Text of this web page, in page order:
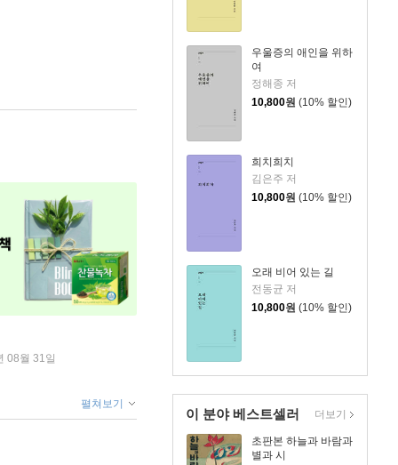
우울증의 애인을 위하
여
정해종 저
10,800원 (10% 할인)
희치희치
김은주 저
10,800원 (10% 할인)
오래 비어 있는 길
전동균 저
10,800원 (10% 할인)
이 분야 베스트셀러
초판본 하늘과 바람과
별과 시
더보기
08월 31일
펼쳐보기